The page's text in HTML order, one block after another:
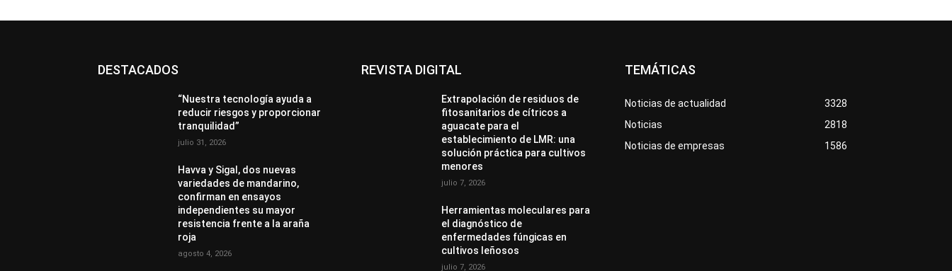
DESTACADOS
“Nuestra tecnología ayuda a
reducir riesgos y proporcionar
tranquilidad”
julio 31, 2026
Havva y Sigal, dos nuevas
variedades de mandarino,
confirman en ensayos
independientes su mayor
resistencia frente a la araña
roja
agosto 4, 2026
REVISTA DIGITAL
Extrapolación de residuos de
fitosanitarios de cítricos a
aguacate para el
establecimiento de LMR: una
solución práctica para cultivos
menores
julio 7, 2026
Herramientas moleculares para
el diagnóstico de
enfermedades fúngicas en
cultivos leñosos
julio 7, 2026
TEMÁTICAS
Noticias de actualidad
3328
Noticias
2818
Noticias de empresas
1586